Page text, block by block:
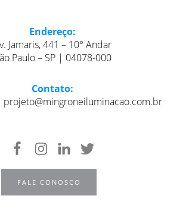
Endereço:
Jamaris, 441 – 10° Andar
Paulo – SP | 04078-000
Contato:
projeto@mingroneiluminacao.com.br
FALE CONOSCO